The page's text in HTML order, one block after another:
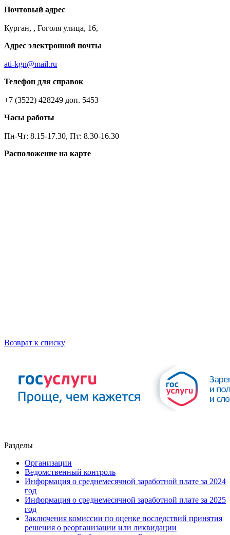
Почтовый адрес
Курган, , Гоголя улица, 16,
Адрес электронной почты
ati-kgn@mail.ru
Телефон для справок
+7 (3522) 428249 доп. 5453
Часы работы
Пн-Чт: 8.15-17.30, Пт: 8.30-16.30
Расположение на карте
Возврат к списку
Разделы
Организации
Ведомственный контроль
Информация о среднемесячной заработной плате за 2024
год
Информация о среднемесячной заработной плате за 2025
год
Заключения комиссии по оценке последствий принятия
решения о реорганизации или ликвидации